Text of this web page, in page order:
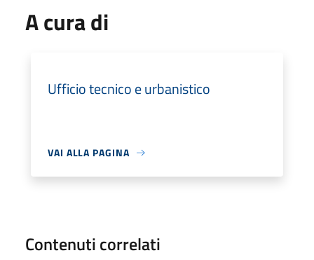
A cura di
Ufficio tecnico e urbanistico
VAI ALLA PAGINA
Contenuti correlati